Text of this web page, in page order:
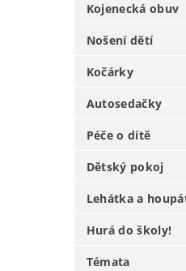
Kojenecká obuv
Nošení dětí
Kočárky
Autosedačky
Péče o dítě
Dětský pokoj
Lehátka a
Hurá do školy!
Témata